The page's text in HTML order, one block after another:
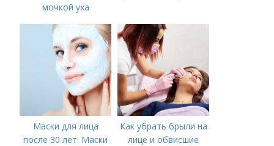
мочкой уха
Маски для лица
после 30 лет. Маски
Как убрать брыли на
лице и обвисшие